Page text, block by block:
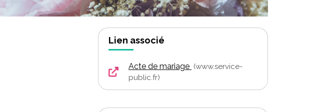
Lien associé
Acte de mariage
www.service-
public.fr